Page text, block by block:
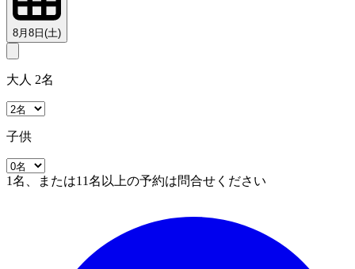
8月8日(土)
大人 2名
子供
1名、または11名以上の予約は問合せください